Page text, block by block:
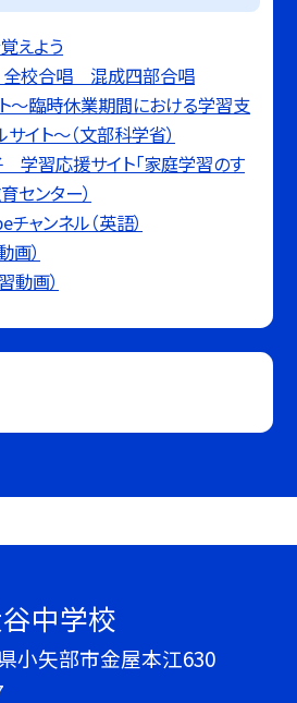
えよう
校合唱 混成四部合唱
〜臨時休業期間における学習支
イト〜（文部科学省）
学習応援サイト「家庭学習のす
センター）
ャンネル（英語）
）
動画）
中学校
小矢部市金屋本江630